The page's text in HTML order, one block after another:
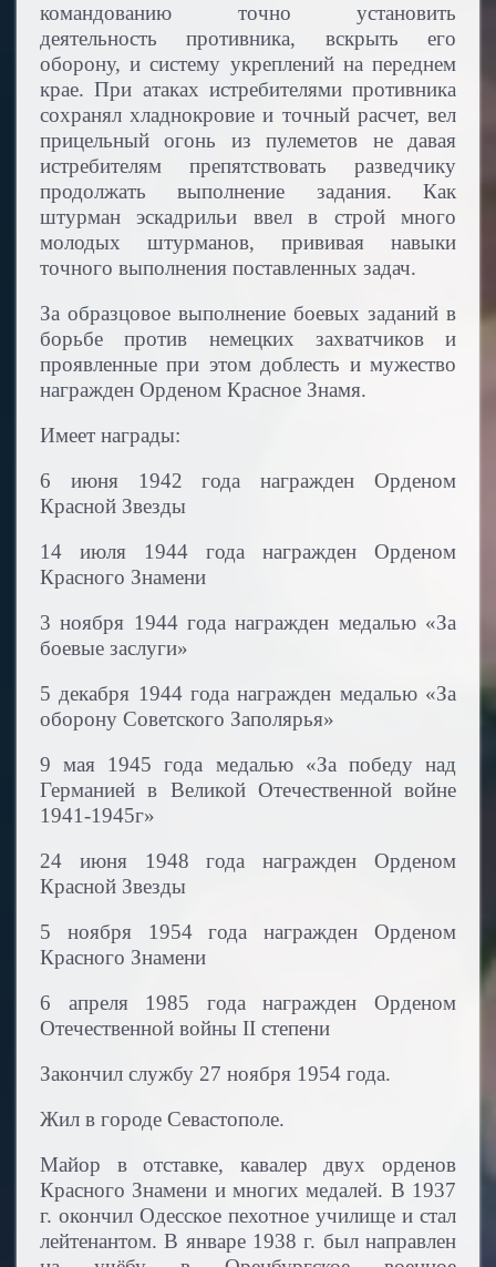
командованию точно установить
деятельность противника, вскрыть его
оборону, и систему укреплений на переднем
крае. При атаках истребителями противника
сохранял хладнокровие и точный расчет, вел
прицельный огонь из пулеметов не давая
истребителям препятствовать разведчику
продолжать выполнение задания. Как
штурман эскадрильи ввел в строй много
молодых штурманов, прививая навыки
точного выполнения поставленных задач.
За образцовое выполнение боевых заданий в
борьбе против немецких захватчиков и
проявленные при этом доблесть и мужество
награжден Орденом Красное Знамя.
Имеет награды:
6 июня 1942 года награжден Орденом
Красной Звезды
14 июля 1944 года награжден Орденом
Красного Знамени
3 ноября 1944 года награжден медалью «За
боевые заслуги»
5 декабря 1944 года награжден медалью «За
оборону Советского Заполярья»
9 мая 1945 года медалью «За победу над
Германией в Великой Отечественной войне
1941-1945г»
24 июня 1948 года награжден Орденом
Красной Звезды
5 ноября 1954 года награжден Орденом
Красного Знамени
6 апреля 1985 года награжден Орденом
Отечественной войны II степени
Закончил службу 27 ноября 1954 года.
Жил в городе Севастополе.
Майор в отставке, кавалер двух орденов
Красного Знамени и многих медалей. В 1937
г. окончил Одесское пехотное училище и стал
лейтенантом. В январе 1938 г. был направлен